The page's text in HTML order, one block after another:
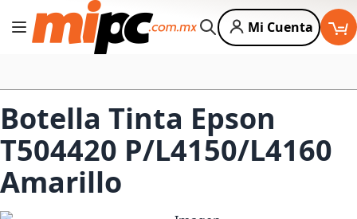
Cambiar Nav
Buscar
Mi Cuenta
Botella Tinta Epson
T504420 P/L4150/L4160
Amarillo